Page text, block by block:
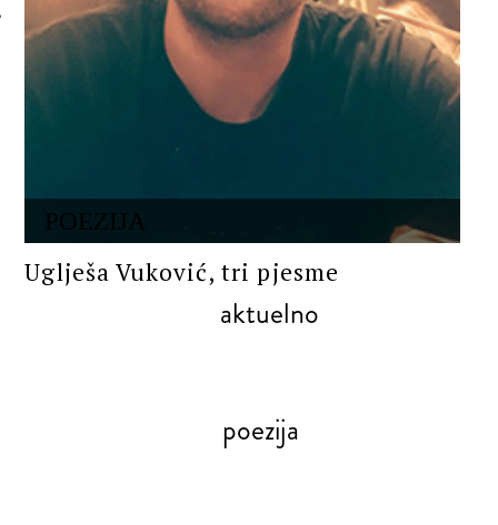
POEZIJA
Uglješa Vuković, tri pjesme
aktuelno
poezija